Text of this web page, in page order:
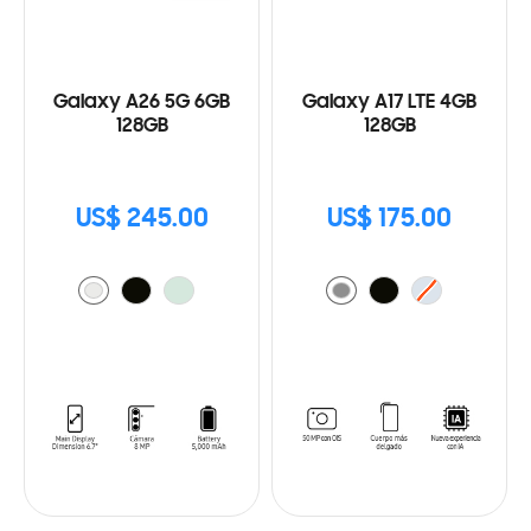
Galaxy A26 5G 6GB
128GB
US$ 245.00
Galaxy A17 LTE 4GB
128GB
US$ 175.00